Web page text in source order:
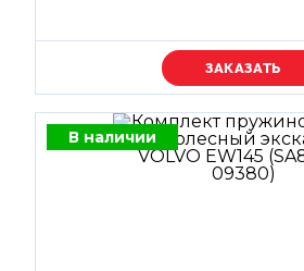
Уточняйте цену
В наличии